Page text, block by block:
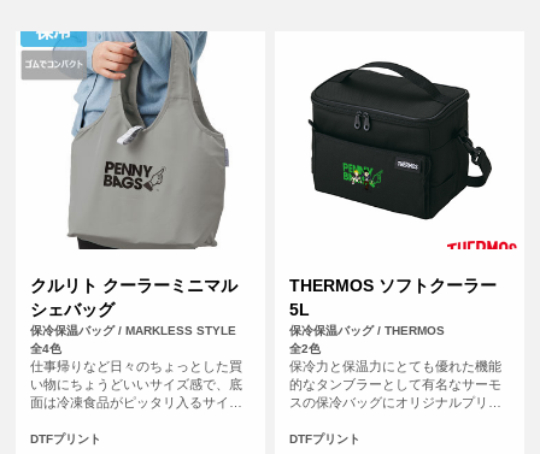
クルリト クーラーミニマル
シェバッグ
保冷保温バッグ / MARKLESS STYLE
全4色
仕事帰りなど日々のちょっとした買
い物にちょうどいいサイズ感で、底
面は冷凍食品がピッタリ入るサイズ
大容量です。内側のアルミ蒸着が取
DTFプリント
THERMOS ソフトクーラー
5L
保冷保温バッグ / THERMOS
全2色
保冷力と保温力にとても優れた機能
的なタンブラーとして有名なサーモ
スの保冷バッグにオリジナルプリン
ラー（RFD-0051）は、バッグ上部に
DTFプリント